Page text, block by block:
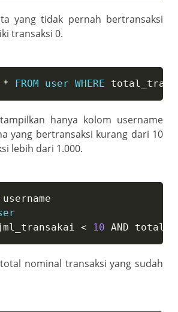
yang tidak pernah bertransaksi
transaksi 0.
* FROM user WHERE
hanya kolom username
yang bertransaksi kurang dari 10
lebih dari 1.000.
< 10 AND
nominal transaksi yang sudah